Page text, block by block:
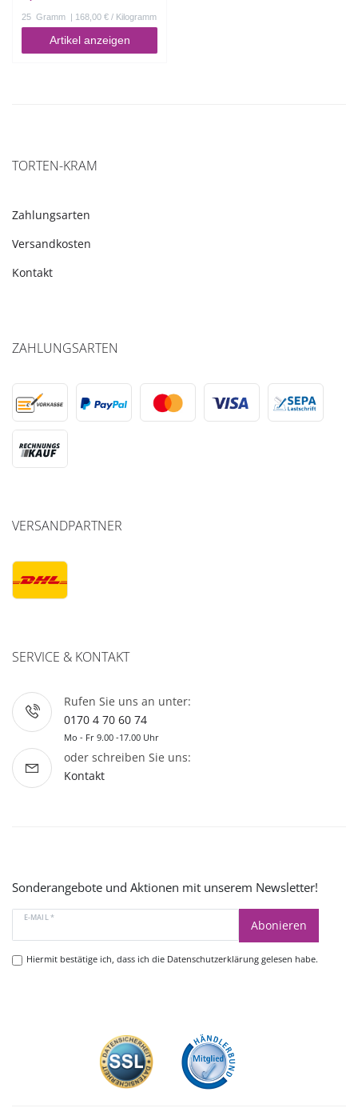
25 Gramm | 168,00 € / Kilogramm
Artikel anzeigen
TORTEN-KRAM
Zahlungsarten
Versandkosten
Kontakt
ZAHLUNGSARTEN
VERSANDPARTNER
SERVICE & KONTAKT
Rufen Sie uns an unter:
0170 4 70 60 74
Mo - Fr 9.00 -17.00 Uhr
oder schreiben Sie uns:
Kontakt
Sonderangebote und Aktionen mit unserem Newsletter!
E-MAIL *
Abonieren
Hiermit bestätige ich, dass ich die Datenschutzerklärunggelesen habe.